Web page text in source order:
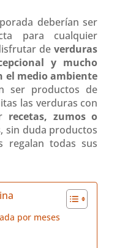
deberían ser
para cualquier
deverduras
y mucho
el medio ambiente
ser productos de
las verduras con
recetas, zumos o
, sin duda productos
todas sus
por meses